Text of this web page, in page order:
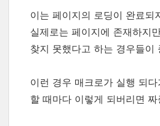
이는 페이지의 로딩이 완료되
실제로는 페이지에 존재하지
찾지 못했다고 하는 경우들이
이런 경우 매크로가 실행 되
할 때마다 이렇게 되버리면